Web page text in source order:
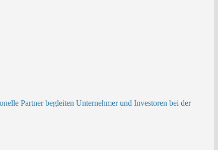
Partner begleiten Unternehmer und Investoren bei der